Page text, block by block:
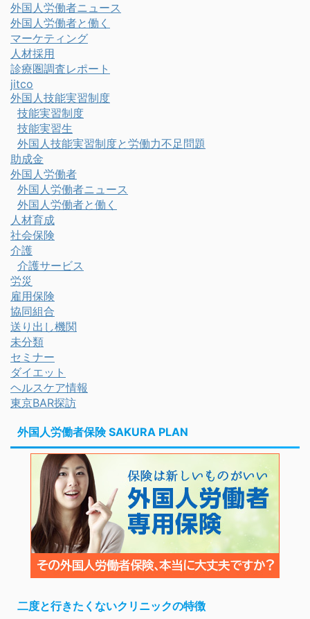
外国人労働者ニュース
外国人労働者と働く
マーケティング
人材採用
診療圏調査レポート
jitco
外国人技能実習制度
技能実習制度
技能実習生
外国人技能実習制度と労働力不足問題
助成金
外国人労働者
外国人労働者ニュース
外国人労働者と働く
人材育成
社会保険
介護
介護サービス
労災
雇用保険
協同組合
送り出し機関
未分類
セミナー
ダイエット
ヘルスケア情報
東京BAR探訪
外国人労働者保険 SAKURA PLAN
二度と行きたくないクリニックの特徴